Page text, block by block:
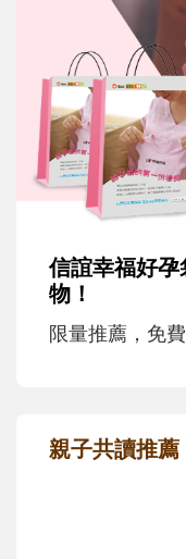
信誼幸福好
物！
限量推薦，免
親子共讀推薦